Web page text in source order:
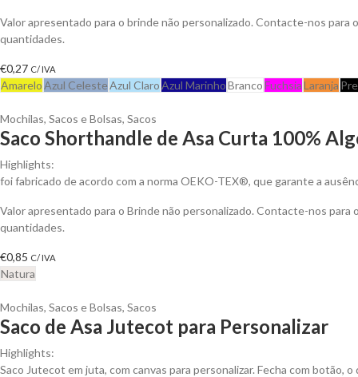
Valor apresentado para o brinde não personalizado. Contacte-nos
quantidades.
€0,27 C/ IVA
AmareloAzul CelesteAzul ClaroAzul MarinhoBrancoFuchsiaLaranja
Mochilas, Sacos e Bolsas, Sacos
Saco Shorthandle de Asa Curta 100%
Highlights:
foi fabricado de acordo com a norma OEKO-TEX®, que garante a
Valor apresentado para o Brinde não personalizado. Contacte-nos
quantidades.
€0,85 C/ IVA
Natura
Mochilas, Sacos e Bolsas, Sacos
Saco de Asa Jutecot para Personalizar
Highlights:
Saco Jutecot em juta, com canvas para personalizar. Fecha com botão,